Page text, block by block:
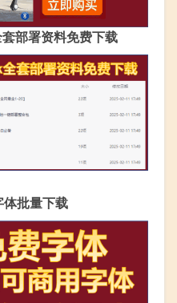
部署资料免费下载
批量下载